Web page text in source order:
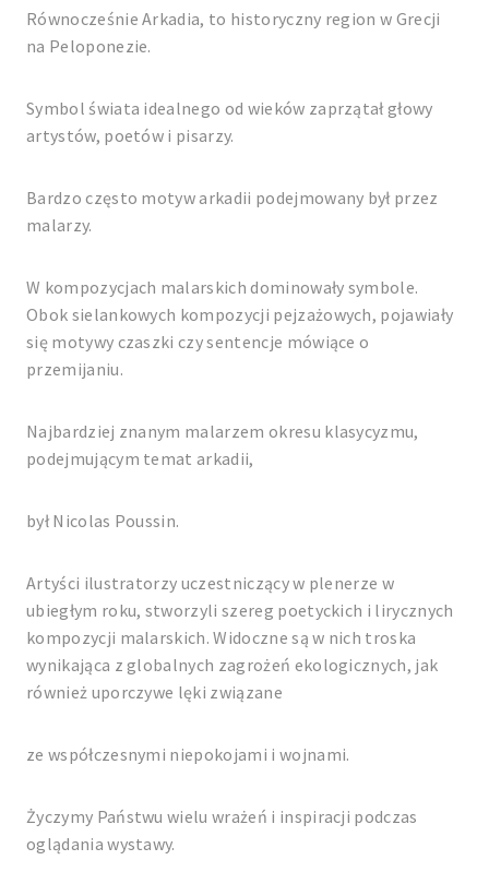
Równocześnie Arkadia, to historyczny region w Grecji
na Peloponezie.
Symbol świata idealnego od wieków zaprzątał głowy
artystów, poetów i pisarzy.
Bardzo często motyw arkadii podejmowany był przez
malarzy.
W kompozycjach malarskich dominowały symbole.
Obok sielankowych kompozycji pejzażowych, pojawiały
się motywy czaszki czy sentencje mówiące o
przemijaniu.
Najbardziej znanym malarzem okresu klasycyzmu,
podejmującym temat arkadii,
był Nicolas Poussin.
Artyści ilustratorzy uczestniczący w plenerze w
ubiegłym roku, stworzyli szereg poetyckich i lirycznych
kompozycji malarskich. Widoczne są w nich troska
wynikająca z globalnych zagrożeń ekologicznych, jak
również uporczywe lęki związane
ze współczesnymi niepokojami i wojnami.
Życzymy Państwu wielu wrażeń i inspiracji podczas
oglądania wystawy.